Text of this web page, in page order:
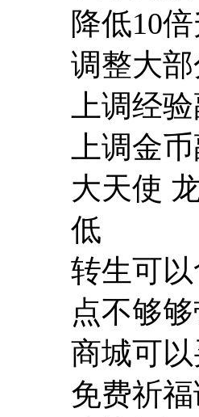
降低10
调整大
上调经
上调金
大天使
低
转生可
点不够
商城可
免费祈